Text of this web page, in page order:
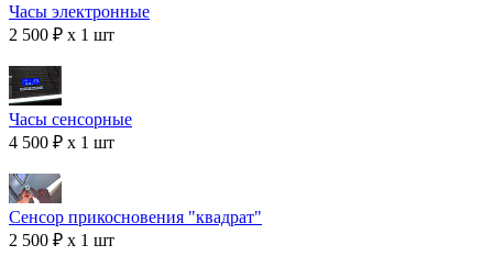
Часы электронные
2 500 ₽ x 1 шт
Часы сенсорные
4 500 ₽ x 1 шт
Сенсор прикосновения "квадрат"
2 500 ₽ x 1 шт